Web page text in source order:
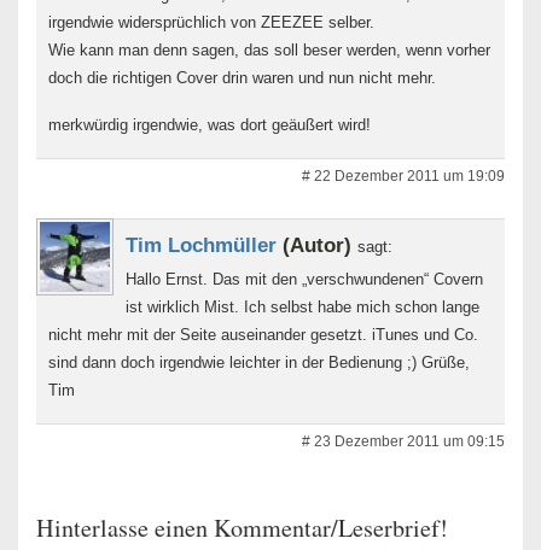
irgendwie widersprüchlich von ZEEZEE selber.
Wie kann man denn sagen, das soll beser werden, wenn vorher
doch die richtigen Cover drin waren und nun nicht mehr.
merkwürdig irgendwie, was dort geäußert wird!
# 22 Dezember 2011 um 19:09
Tim Lochmüller (Autor) sagt:
Hallo Ernst. Das mit den „verschwundenen“ Covern
ist wirklich Mist. Ich selbst habe mich schon lange
nicht mehr mit der Seite auseinander gesetzt. iTunes und Co.
sind dann doch irgendwie leichter in der Bedienung ;) Grüße,
Tim
# 23 Dezember 2011 um 09:15
Hinterlasse einen Kommentar/Leserbrief!